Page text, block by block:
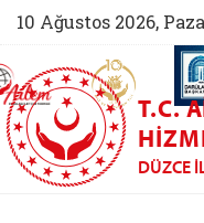
10 Ağustos 2026,
(yeni sekmede açılır)
AİLEM İletişim Merkezi
Aile ve
T.C.
DÜZCE